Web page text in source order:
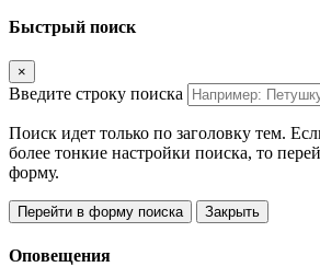
Быстрый поиск
×
Введите строку поиска
Поиск идет только по заголовку тем.
более тонкие настройки поиска, то
форму.
Перейти в форму поиска Закрыть
Оповещения